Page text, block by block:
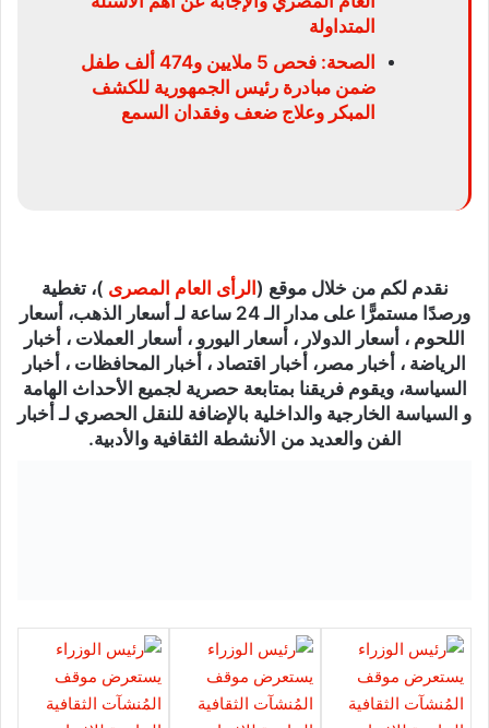
المتداولة
الصحة: فحص 5 ملايين و474 ألف طفل
ضمن مبادرة رئيس الجمهورية للكشف
المبكر وعلاج ضعف وفقدان السمع
نقدم لكم من خلال موقع (الرأى العام المصرى )، تغطية
ورصدًا مستمرًّا على مدار الـ 24 ساعة لـ أسعار الذهب، أسعار
اللحوم ، أسعار الدولار ، أسعار اليورو ، أسعار العملات ، أخبار
الرياضة ، أخبار مصر، أخبار اقتصاد ، أخبار المحافظات ، أخبار
السياسة، ويقوم فريقنا بمتابعة حصرية لجميع الأحداث الهامة
و السياسة الخارجية والداخلية بالإضافة للنقل الحصري لـ أخبار
الفن والعديد من الأنشطة الثقافية والأدبية.